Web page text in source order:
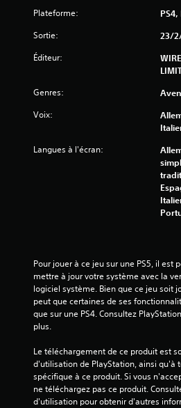
Plateforme: PS4,
Sortie: 23/
Éditeur:
Genres:
Voix:
Langues à l'écran:
Pour jouer à ce jeu sur une PS5, il est
mettre à jour votre système avec la
logiciel système. Bien que ce jeu soit
peut que certaines de ses
que sur une PS4. Consultez
plus.
Le téléchargement de ce produit est
d'utilisation de PlayStation, ainsi qu'à
spécifique à ce produit. Si vous
ne téléchargez pas ce produit.
d'utilisation pour obtenir d'autres